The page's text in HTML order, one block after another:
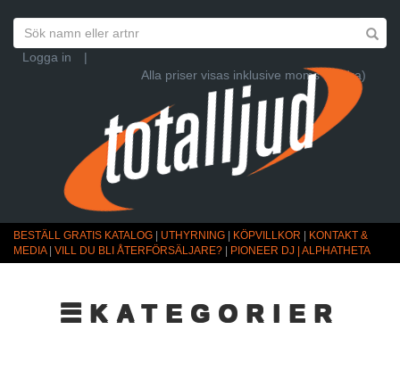
Logga in
|
Alla priser visas inklusive moms (Ändra)
BESTÄLL GRATIS KATALOG UTHYRNING KÖPVILLKOR
KONTAKT &
MEDIA| VILL DU BLI ÅTERFÖRSÄLJARE? PIONEER DJ | ALPHATHETA
☰KATEGORIER